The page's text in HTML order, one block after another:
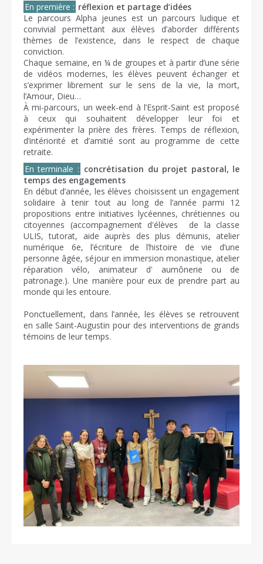
En première : réflexion et partage d’idées
Le parcours Alpha jeunes est un parcours ludique et
convivial permettant aux élèves d’aborder différents
thèmes de l’existence, dans le respect de chaque
conviction.
Chaque semaine, en ¼ de groupes et à partir d’une série
de vidéos modernes, les élèves peuvent échanger et
s’exprimer librement sur le sens de la vie, la mort,
l’Amour, Dieu…
À mi-parcours, un week-end à l’Esprit-Saint est proposé
à ceux qui souhaitent développer leur foi et
expérimenter la prière des frères. Temps de réflexion,
d’intériorité et d’amitié sont au programme de cette
retraite.
En terminale : concrétisation du projet pastoral, le
temps des engagements
En début d’année, les élèves choisissent un engagement
solidaire à tenir tout au long de l’année parmi 12
propositions entre initiatives lycéennes, chrétiennes ou
citoyennes (accompagnement d'élèves de la classe
ULIS, tutorat, aide auprès des plus démunis, atelier
numérique 6e, l’écriture de l’histoire de vie d’une
personne âgée, séjour en immersion monastique, atelier
réparation vélo, animateur d' aumônerie ou de
patronage.). Une manière pour eux de prendre part au
monde qui les entoure.
Ponctuellement, dans l’année, les élèves se retrouvent
en salle Saint-Augustin pour des interventions de grands
témoins de leur temps.